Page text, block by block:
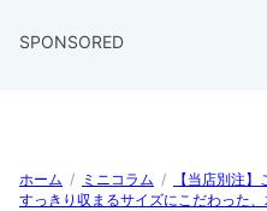
SPONSORED
ホーム / ミニコラム /
【当店別注
すっきり収まるサイズにこだわった